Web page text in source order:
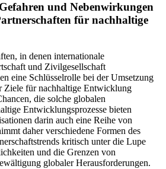
und Nebenwirkungen
für nachhaltige
in denen internationale
und Zivilgesellschaft
eine Schlüsselrolle bei der Umsetzung
Ziele für nachhaltige Entwicklung
die solche globalen
Entwicklungsprozesse bieten
darin auch eine Reihe von
daher verschiedene Formen des
kritisch unter die Lupe
und die Grenzen von
globaler Herausforderungen.